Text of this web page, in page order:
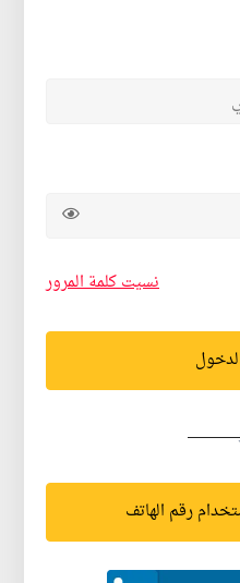
نسيت كلمة المرور
رقم الهاتف